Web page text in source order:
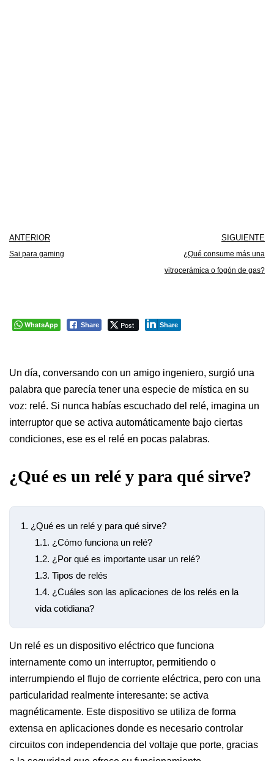
ANTERIOR
Sai para gaming
SIGUIENTE
¿Qué consume más una
vitrocerámica o fogón de gas?
WhatsApp Share Post Share
Un día, conversando con un amigo ingeniero, surgió una
palabra que parecía tener una especie de mística en su
voz: relé. Si nunca habías escuchado del relé, imagina un
interruptor que se activa automáticamente bajo ciertas
condiciones, ese es el relé en pocas palabras.
¿Qué es un relé y para qué sirve?
1. ¿Qué es un relé y para qué sirve?
1.1. ¿Cómo funciona un relé?
1.2. ¿Por qué es importante usar un relé?
1.3. Tipos de relés
1.4. ¿Cuáles son las aplicaciones de los relés en la
vida cotidiana?
Un relé es un dispositivo eléctrico que funciona
internamente como un interruptor, permitiendo o
interrumpiendo el flujo de corriente eléctrica, pero con una
particularidad realmente interesante: se activa
magnéticamente. Este dispositivo se utiliza de forma
extensa en aplicaciones donde es necesario controlar
circuitos con independencia del voltaje que porte, gracias